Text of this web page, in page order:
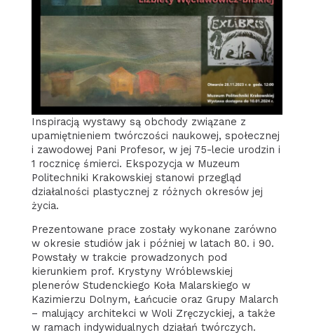
Inspiracją wystawy są obchody związane z
upamiętnieniem twórczości naukowej, społecznej
i zawodowej Pani Profesor, w jej 75-lecie urodzin i
1 rocznicę śmierci. Ekspozycja w Muzeum
Politechniki Krakowskiej stanowi przegląd
działalności plastycznej z różnych okresów jej
życia.
Prezentowane prace zostały wykonane zarówno
w okresie studiów jak i później w latach 80. i 90.
Powstały w trakcie prowadzonych pod
kierunkiem prof. Krystyny Wróblewskiej
plenerów Studenckiego Koła Malarskiego w
Kazimierzu Dolnym, Łańcucie oraz Grupy Malarch
– malujący architekci w Woli Zręczyckiej, a także
w ramach indywidualnych działań twórczych.